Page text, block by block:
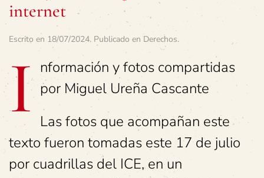
internet
Escrito en 18/07/2024. Publicado en Derechos.
I nformación y fotos compartidas
por Miguel Ureña Cascante
Las fotos que acompañan este
texto fueron tomadas este 17 de julio
por cuadrillas del ICE, en un